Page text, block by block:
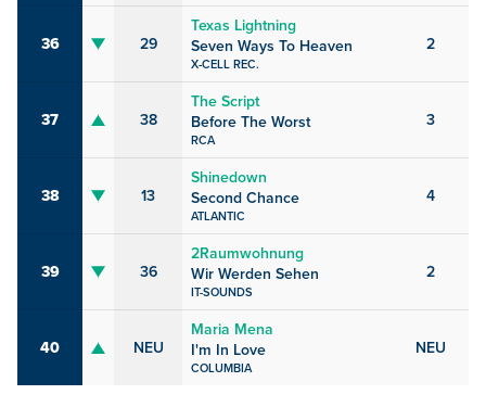
36 29
Texas Lightning
Seven Ways To Heaven
X-CELL REC.
2
37 38
The Script
Before The Worst
RCA
3
38 13
Shinedown
Second Chance
ATLANTIC
4
39 36
2Raumwohnung
Wir Werden Sehen
IT-SOUNDS
2
40 NEU
Maria Mena
I'm In Love
COLUMBIA
NEU